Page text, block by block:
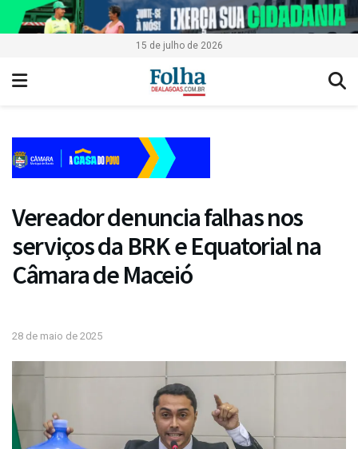
15 de julho de 2026
Vereador denuncia falhas nos
serviços da BRK e Equatorial na
Câmara de Maceió
28 de maio de 2025